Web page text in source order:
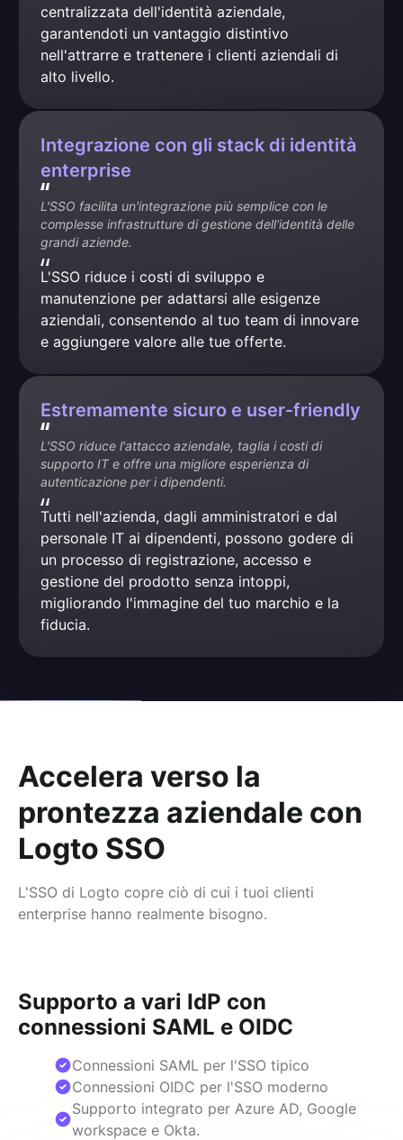
centralizzata dell'identità aziendale,
garantendoti un vantaggio distintivo
nell'attrarre e trattenere i clienti aziendali di
alto livello.
Integrazione con gli stack di identità
enterprise
L'SSO facilita un'integrazione più semplice con le
complesse infrastrutture di gestione dell'identità delle
grandi aziende.
L'SSO riduce i costi di sviluppo e
manutenzione per adattarsi alle esigenze
aziendali, consentendo al tuo team di innovare
e aggiungere valore alle tue offerte.
Estremamente sicuro e user-friendly
L'SSO riduce l'attacco aziendale, taglia i costi di
supporto IT e offre una migliore esperienza di
autenticazione per i dipendenti.
Tutti nell'azienda, dagli amministratori e dal
personale IT ai dipendenti, possono godere di
un processo di registrazione, accesso e
gestione del prodotto senza intoppi,
migliorando l'immagine del tuo marchio e la
fiducia.
Accelera verso la
prontezza aziendale con
Logto SSO
L'SSO di Logto copre ciò di cui i tuoi clienti
enterprise hanno realmente bisogno.
Supporto a vari IdP con
connessioni SAML e OIDC
Connessioni SAML per l'SSO tipico
Connessioni OIDC per l'SSO moderno
Supporto integrato per Azure AD, Google
workspace e Okta.